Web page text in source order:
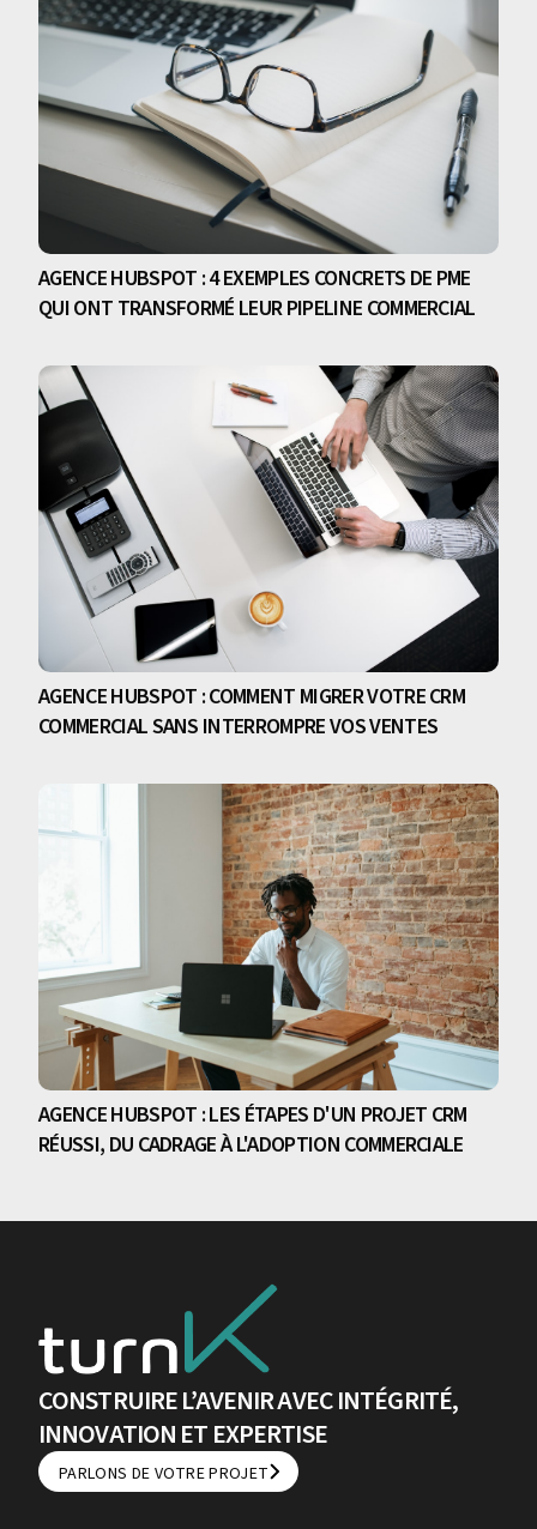
AGENCE HUBSPOT : 4 EXEMPLES CONCRETS DE PME
QUI ONT TRANSFORMÉ LEUR PIPELINE COMMERCIAL
AGENCE HUBSPOT : COMMENT MIGRER VOTRE CRM
COMMERCIAL SANS INTERROMPRE VOS VENTES
AGENCE HUBSPOT : LES ÉTAPES D'UN PROJET CRM
RÉUSSI, DU CADRAGE À L'ADOPTION COMMERCIALE
CONSTRUIRE L’AVENIR AVEC INTÉGRITÉ,
INNOVATION ET EXPERTISE
PARLONS DE VOTRE PROJET
PARLONS DE VOTRE PROJET